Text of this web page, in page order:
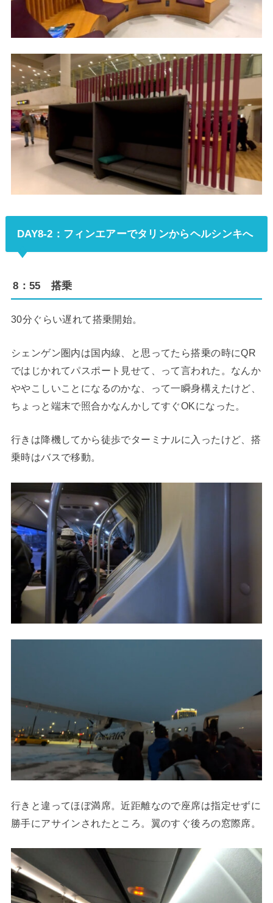
DAY8-2：フィンエアーでタリンからヘルシンキへ
8：55 搭乗
30分ぐらい遅れて搭乗開始。
シェンゲン圏内は国内線、と思ってたら搭乗の時にQR
ではじかれてパスポート見せて、って言われた。なんか
ややこしいことになるのかな、って一瞬身構えたけど、
ちょっと端末で照合かなんかしてすぐOKになった。
行きは降機してから徒歩でターミナルに入ったけど、搭
乗時はバスで移動。
行きと違ってほぼ満席。近距離なので座席は指定せずに
勝手にアサインされたところ。翼のすぐ後ろの窓際席。